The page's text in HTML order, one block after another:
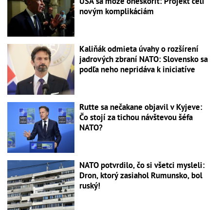
novým komplikáciám
Kaliňák odmieta úvahy o rozšírení
jadrových zbraní NATO: Slovensko sa
podľa neho nepridáva k iniciatíve
Rutte sa nečakane objavil v Kyjeve:
Čo stojí za tichou návštevou šéfa
NATO?
NATO potvrdilo, čo si všetci mysleli:
Dron, ktorý zasiahol Rumunsko, bol
ruský!